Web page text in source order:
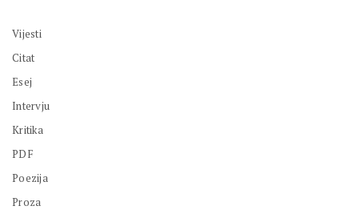
Vijesti
Citat
Esej
Intervju
Kritika
PDF
Poezija
Proza